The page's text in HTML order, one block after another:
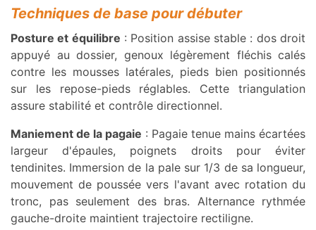
Techniques de base pour débuter
Posture et équilibre : Position assise stable : dos droit
appuyé au dossier, genoux légèrement fléchis calés
contre les mousses latérales, pieds bien positionnés
sur les repose-pieds réglables. Cette triangulation
assure stabilité et contrôle directionnel.
Maniement de la pagaie : Pagaie tenue mains écartées
largeur d'épaules, poignets droits pour éviter
tendinites. Immersion de la pale sur 1/3 de sa longueur,
mouvement de poussée vers l'avant avec rotation du
tronc, pas seulement des bras. Alternance rythmée
gauche-droite maintient trajectoire rectiligne.